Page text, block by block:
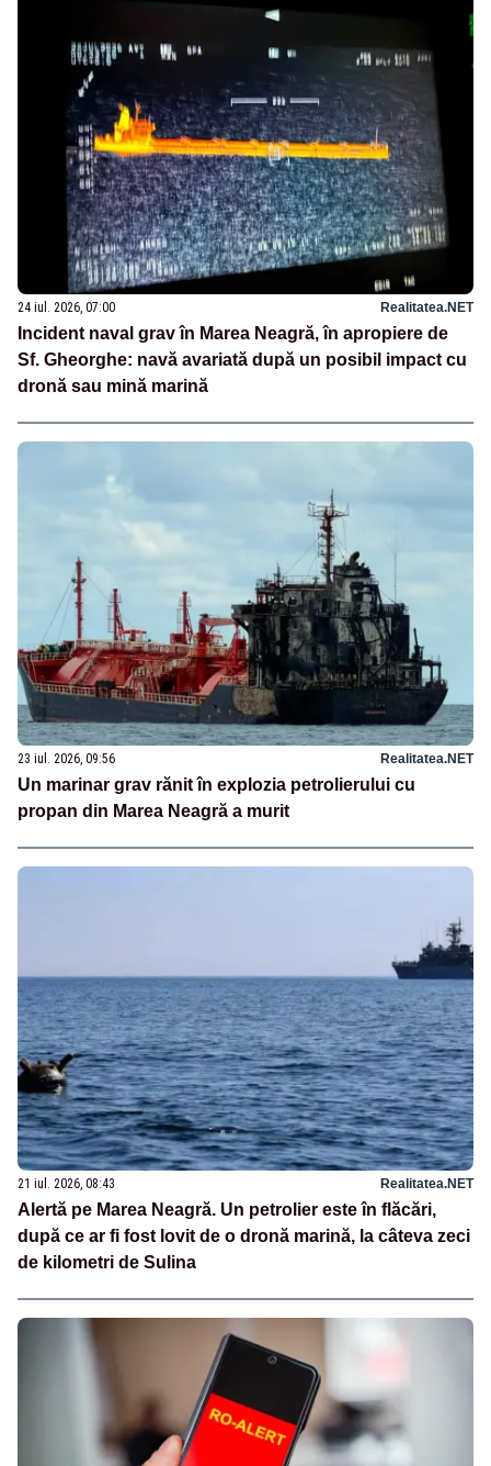
24 iul. 2026, 07:00 Realitatea.NET
Incident naval grav în Marea Neagră, în apropiere de
Sf. Gheorghe: navă avariată după un posibil impact cu
dronă sau mină marină
23 iul. 2026, 09:56 Realitatea.NET
Un marinar grav rănit în explozia petrolierului cu
propan din Marea Neagră a murit
21 iul. 2026, 08:43 Realitatea.NET
Alertă pe Marea Neagră. Un petrolier este în flăcări,
după ce ar fi fost lovit de o dronă marină, la câteva zeci
de kilometri de Sulina